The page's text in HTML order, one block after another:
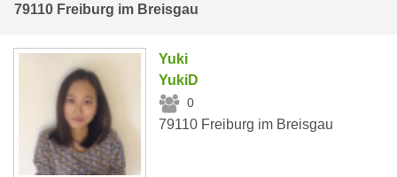
79110 Freiburg im Breisgau
Yuki
YukiD
0
79110 Freiburg im Breisgau